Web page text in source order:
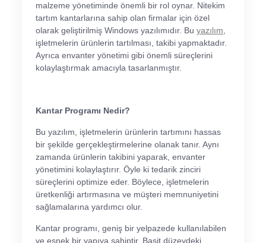
malzeme yönetiminde önemli bir rol oynar. Nitekim
tartım kantarlarına sahip olan firmalar için özel
olarak geliştirilmiş Windows yazılımıdır. Bu yazılım,
işletmelerin ürünlerin tartılması, takibi yapmaktadır.
Ayrıca envanter yönetimi gibi önemli süreçlerini
kolaylaştırmak amacıyla tasarlanmıştır.
Kantar Programı Nedir?
Bu yazılım, işletmelerin ürünlerin tartımını hassas
bir şekilde gerçekleştirmelerine olanak tanır. Aynı
zamanda ürünlerin takibini yaparak, envanter
yönetimini kolaylaştırır. Öyle ki tedarik zinciri
süreçlerini optimize eder. Böylece, işletmelerin
üretkenliği artırmasına ve müşteri memnuniyetini
sağlamalarına yardımcı olur.
Kantar programı, geniş bir yelpazede kullanılabilen
ve esnek bir yapıya sahiptir. Basit düzeydeki